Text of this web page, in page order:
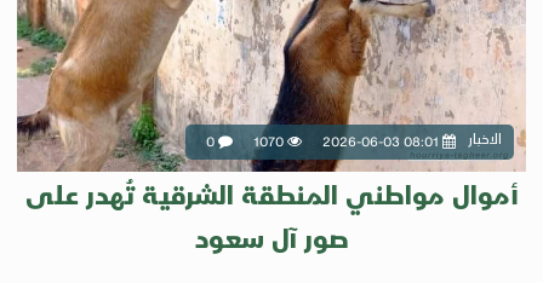
الاخبار 2026-06-03 08:01
1070
0
أموال مواطني المنطقة الشرقية تُهدر على
صور آل سعود